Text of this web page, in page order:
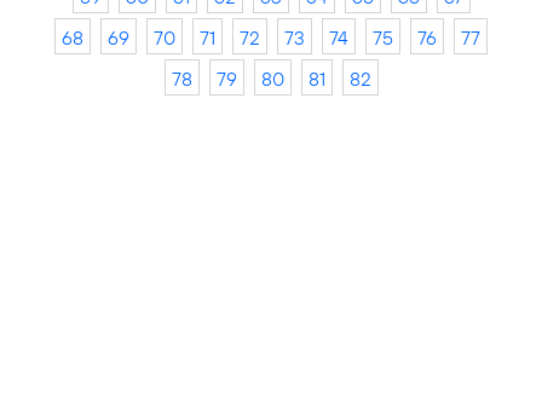
68
69 70 71 72 73 74 75 76
77
78
79 80 81 82